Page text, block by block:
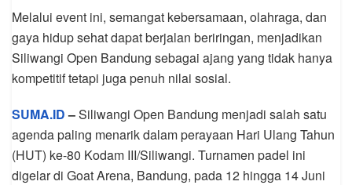
Melalui event ini, semangat kebersamaan, olahraga, dan
gaya hidup sehat dapat berjalan beriringan, menjadikan
Siliwangi Open Bandung sebagai ajang yang tidak hanya
kompetitif tetapi juga penuh nilai sosial.
SUMA.ID–Siliwangi Open Bandung menjadi salah satu
agenda paling menarik dalam perayaan Hari Ulang Tahun
(HUT) ke-80 Kodam III/Siliwangi. Turnamen padel ini
digelar di Goat Arena, Bandung, pada 12 hingga 14 Juni